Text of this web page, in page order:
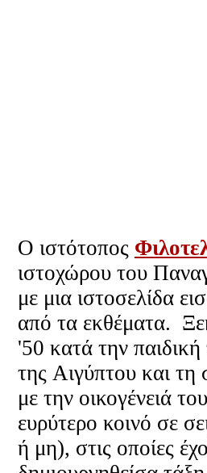
Ο ιστότοπος
ιστοχώρου του
με μια ιστοσελίδα
από τα εκθέματα.
'50 κατά την
της Αιγύπτου και τη
με την οικογένειά
ευρύτερο κοινό σε
ή μη), στις οποίες